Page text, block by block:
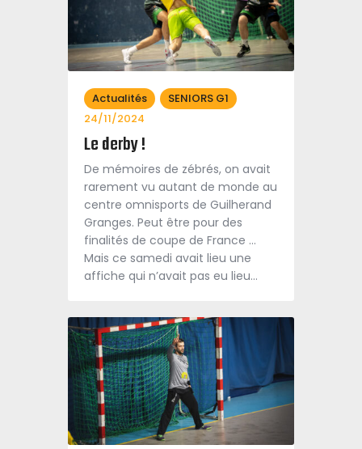
Actualités
SENIORS G1
24/11/2024
Le derby !
De mémoires de zébrés, on avait
rarement vu autant de monde au
centre omnisports de Guilherand
Granges. Peut être pour des
finalités de coupe de France …
Mais ce samedi avait lieu une
affiche qui n’avait pas eu lieu…